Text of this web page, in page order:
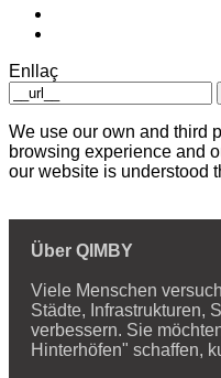
Enllaç
We use our own and third
browsing experience and
our website is understood
Über QIMBY
Viele Menschen
Städte, Infrastrukturen,
verbessern. Sie
Hinterhöfen" schaffen,